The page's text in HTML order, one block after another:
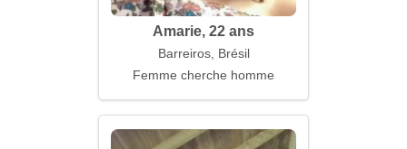
Amarie, 22 ans
Barreiros, Brésil
Femme cherche homme